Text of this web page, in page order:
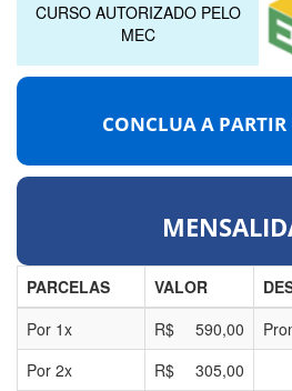
CURSO AUTORIZADO PELO
MEC
CONCLUA A PARTIR
PARCELAS VALOR
Por 1x R$ 590,00
Por 2x R$
305,00